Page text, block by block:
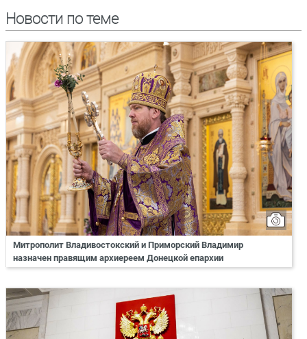
Новости по теме
Митрополит Владивостокский и Приморский Владимир
назначен правящим архиереем Донецкой епархии